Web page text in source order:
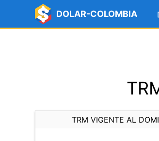
DOLAR-COLOMBIA
TRM VIGENTE AL